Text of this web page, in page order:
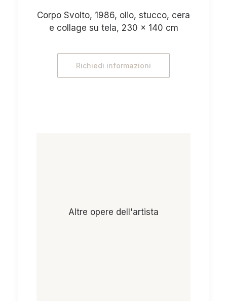
Corpo Svolto, 1986, olio, stucco, cera
e collage su tela, 230 x 140 cm
Richiedi informazioni
Altre opere dell'artista